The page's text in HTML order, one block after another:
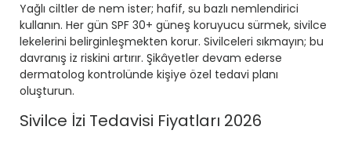
Yağlı ciltler de nem ister; hafif, su bazlı nemlendirici
kullanın. Her gün SPF 30+ güneş koruyucu sürmek, sivilce
lekelerini belirginleşmekten korur. Sivilceleri sıkmayın; bu
davranış iz riskini artırır. Şikâyetler devam ederse
dermatolog kontrolünde kişiye özel tedavi planı
oluşturun.
Sivilce İzi Tedavisi Fiyatları 2026